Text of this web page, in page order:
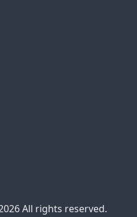
All rights reserved.